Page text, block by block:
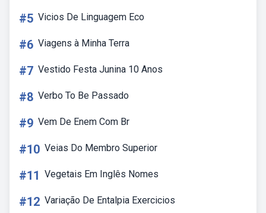
#5 Vicios De Linguagem Eco
#6 Viagens à Minha Terra
#7 Vestido Festa Junina 10 Anos
#8 Verbo To Be Passado
#9 Vem De Enem Com Br
#10 Veias Do Membro Superior
#11 Vegetais Em Inglês Nomes
#12 Variação De Entalpia Exercicios